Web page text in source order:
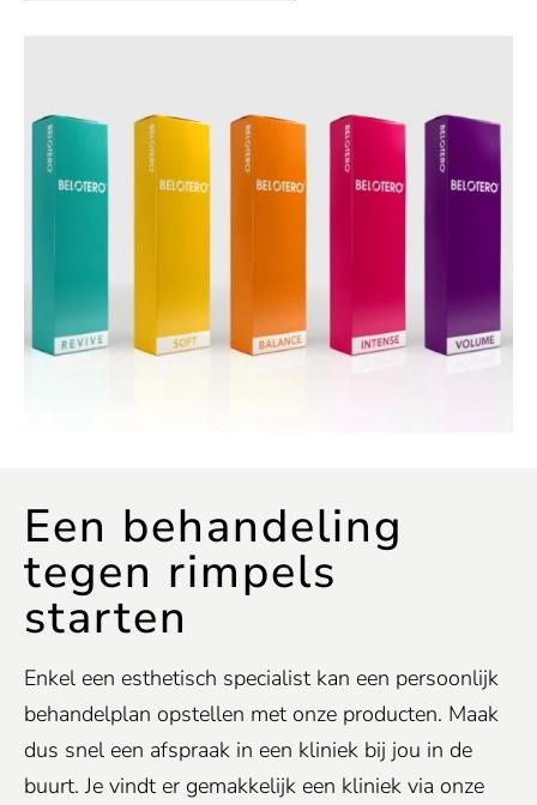
Een behandeling
tegen rimpels
starten
Enkel een esthetisch specialist kan een persoonlijk
behandelplan opstellen met onze producten. Maak
dus snel een afspraak in een kliniek bij jou in de
buurt. Je vindt er gemakkelijk een kliniek via onze